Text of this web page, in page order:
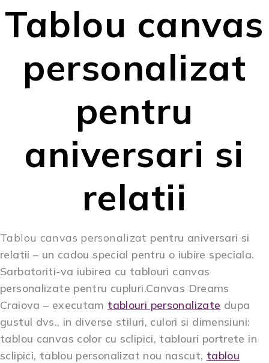
Tablou canvas
personalizat
pentru
aniversari si
relatii
Tablou canvas personalizat pentru aniversari si
relatii – un cadou special pentru o iubire speciala.
Sarbatoriti-va iubirea cu tablouri canvas
personalizate pentru cupluri.Canvas Dreams
Craiova – executam tablouri personalizate dupa
gustul dvs., in diverse stiluri, culori si dimensiuni:
tablou canvas color cu sclipici, tablouri portrete in
sclipici, tablou personalizat nou nascut, tablou